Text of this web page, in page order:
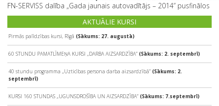
FN-SERVISS dalība „Gada jaunais autovadītājs – 2014” pusfinālos
AKTUĀLIE KURSI
Pirmās palīdzības kursi, Rīgā (Sākums: 27. augustā)
60 STUNDU PAMATLĪMEŅA KURSI „DARBA AIZSARDZĪBA” (Sākums: 2. septembrī)
40 stundu programma „Uzticības persona darba aizsardzībā” (Sākums: 2.
septembrī)
KURSI 160 STUNDAS „UGUNSDROŠĪBA UN AIZSARDZĪBA” (Sākums: 7.septembrī)